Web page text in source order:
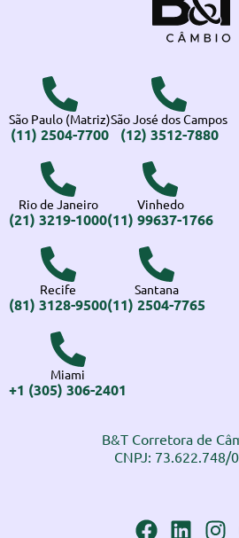
São Paulo (Matriz)
(11) 2504-7700
São José dos Campos
(12) 3512-7880
Rio de Janeiro
(21) 3219-1000
Vinhedo
(11) 99637-1766
Recife
(81) 3128-9500
Santana
(11) 2504-7765
Miami
+1 (305) 306-2401
B&T Corretora de
CNPJ: 73.622.748/